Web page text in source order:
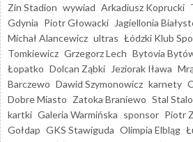
Zin Stadion wywiad Arkadiusz Koprucki
Gdynia Piotr Głowacki Jagiellonia
Michał Alancewicz ultras Łódzki Klub
Tomkiewicz Grzegorz Lech Bytovia
Łopatko Dolcan Ząbki Jeziorak Iława
Barczewo Dawid Szymonowicz karnety
Dobre Miasto Zatoka Braniewo Stal
kartki Galeria Warmińska sponsor Piotr
Gołdap GKS Stawiguda Olimpia Elbląg